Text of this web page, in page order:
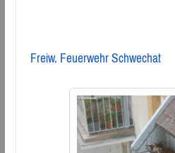
Freiw. Feuerwehr Schwechat